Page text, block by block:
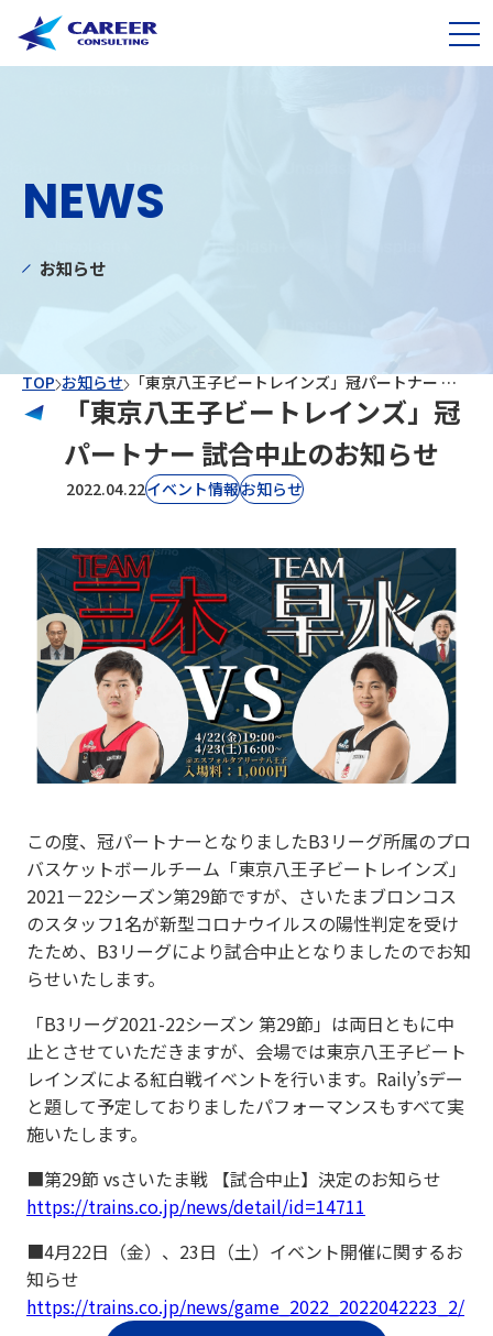
NEWS
お知らせ
TOP お知らせ 「東京八王子ビートレインズ」冠パートナー 試合中止のお知らせ
「東京八王子ビートレインズ」冠
パートナー 試合中止のお知らせ
2022.04.22イベント情報お知らせ
この度、冠パートナーとなりましたB3リーグ所属のプロ
バスケットボールチーム「東京八王子ビートレインズ」
2021－22シーズン第29節ですが、さいたまブロンコス
のスタッフ1名が新型コロナウイルスの陽性判定を受け
たため、​B3リーグにより試合中止となりましたのでお知
らせいたします。
「B3リーグ2021-22シーズン 第29節」は両日ともに中
止とさせていただきますが、会場では東京八王子ビート
レインズによる紅白戦イベントを行います。Raily’sデー
と題して予定しておりましたパフォーマンスもすべて実
施いたします。
■第29節 vsさいたま戦 【試合中止】決定のお知らせ
https://trains.co.jp/news/detail/id=14711
■4月22日（金）、23日（土）イベント開催に関するお
知らせ
https://trains.co.jp/news/game_2022_2022042223_2/